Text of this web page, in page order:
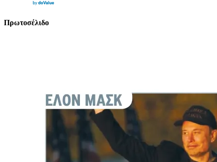
Πρωτοσέλιδο